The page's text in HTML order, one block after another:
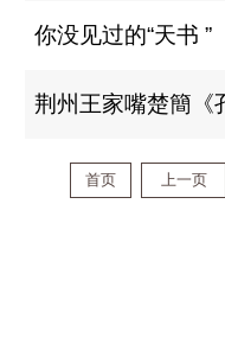
你没见过的“天书 ”
荆州王家嘴楚簡《
首页 上一页